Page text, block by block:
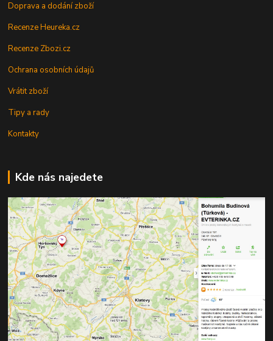
Doprava a dodání zboží
Recenze Heureka.cz
Recenze Zbozi.cz
Ochrana osobních údajů
Vrátit zboží
Tipy a rady
Kontakty
Kde nás najedete